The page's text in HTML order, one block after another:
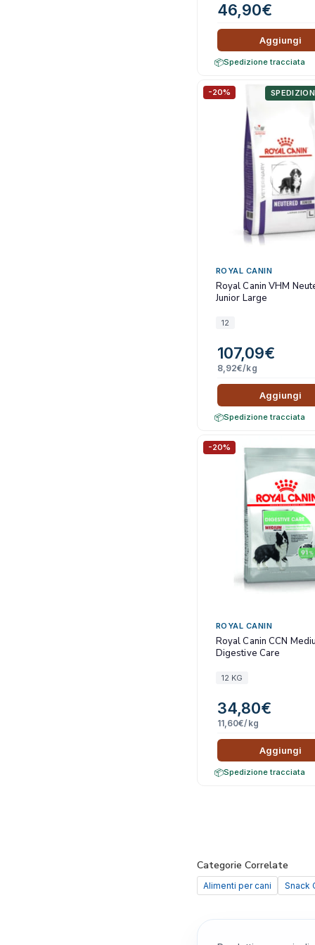
46,90€
Aggiungi
Spedizione tracciata
-20%
ROYAL CANIN
Royal Canin VHM
Junior Large
12
107,09€
8,92€/kg
Aggiungi
Spedizione tracciata
-20%
ROYAL CANIN
Royal Canin CCN
Digestive Care
12 KG
34,80€
11,60€/kg
Aggiungi
Spedizione tracciata
Categorie Correlate
Alimenti per cani Snack